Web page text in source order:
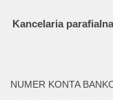
Kancelaria
NUMER KONTA